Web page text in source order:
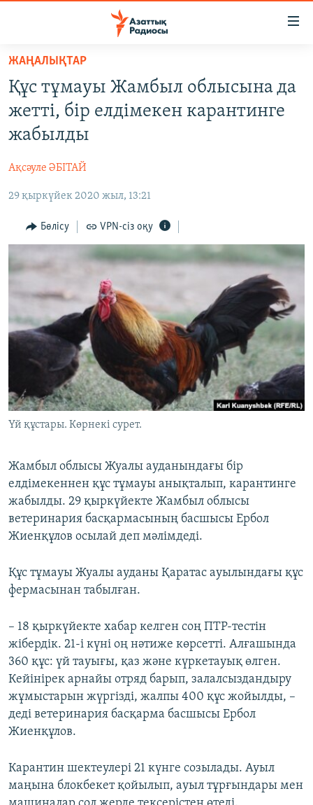
Skip
main
content
to
main
Navigation
Skip
Search
САЯСАТ
AZATTYQTV
АДАМ ҚҰҚЫҚТАРЫ
ӘЛЕУМЕТ
ӘЛЕМ
АРНАЙЫ ЖОБАЛАР
Русский
ЖАЗЫЛЫҢЫЗ
Басқа тілдерде
ЖАҢАЛЫҚТАР
Құс тұмауы Жамбыл облысына да
жетті, бір елдімекен карантинге
жабылды
Ақсәуле ӘБІТАЙ
29 қыркүйек 2020 жыл, 13:21
Бөлісу VPN-сіз оқу
Үй құстары. Көрнекі сурет.
Жамбыл облысы Жуалы ауданындағы бір
елдімекеннен құс тұмауы анықталып, карантинге
жабылды. 29 қыркүйекте Жамбыл облысы
ветеринария басқармасының басшысы Ербол
Жиенқұлов осылай деп мәлімдеді.
Құс тұмауы Жуалы ауданы Қаратас ауылындағы құс
фермасынан табылған.
– 18 қыркүйекте хабар келген соң ПТР-тестін
жібердік. 21-і күні оң нәтиже көрсетті. Алғашында
360 құс: үй тауығы, қаз және күркетауық өлген.
Кейінірек арнайы отряд барып, залалсыздандыру
жұмыстарын жүргізді, жалпы 400 құс жойылды, –
деді ветеринария басқарма басшысы Ербол
Жиенқұлов.
Карантин шектеулері 21 күнге созылады. Ауыл
маңына блокбекет қойылып, ауыл тұрғындары мен